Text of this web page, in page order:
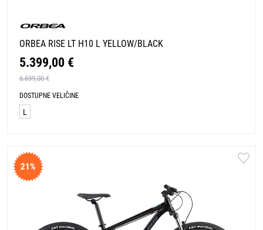
ORBEA RISE LT H10 L YELLOW/BLACK
5.399,00 €
6.699,00 €
DOSTUPNE VELIČINE
L
21%